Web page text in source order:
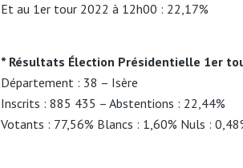
Et au 1er tour 2022 à 12h00 : 22,17%
* Résultats Élection Présidentielle 1er
Département : 38 – Isère
Inscrits : 885 435 – Abstentions : 22,44%
Votants : 77,56% Blancs : 1,60% Nuls :